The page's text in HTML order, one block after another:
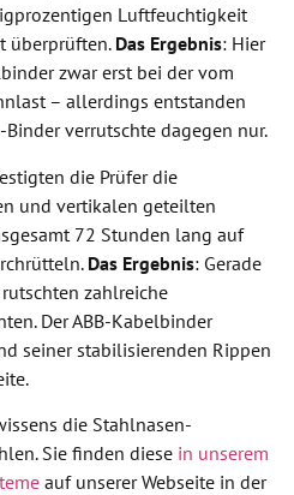
Luftfeuchtigkeit
überprüften. Das Ergebnis: Hier
zwar erst bei der vom
– allerdings entstanden
verrutschte dagegen nur.
die Prüfer die
und vertikalen geteilten
72 Stunden lang auf
Das Ergebnis: Gerade
zahlreiche
Der ABB-Kabelbinder
seiner stabilisierenden Rippen
die Stahlnasen-
Sie finden diese in unserem
auf unserer Webseite in der